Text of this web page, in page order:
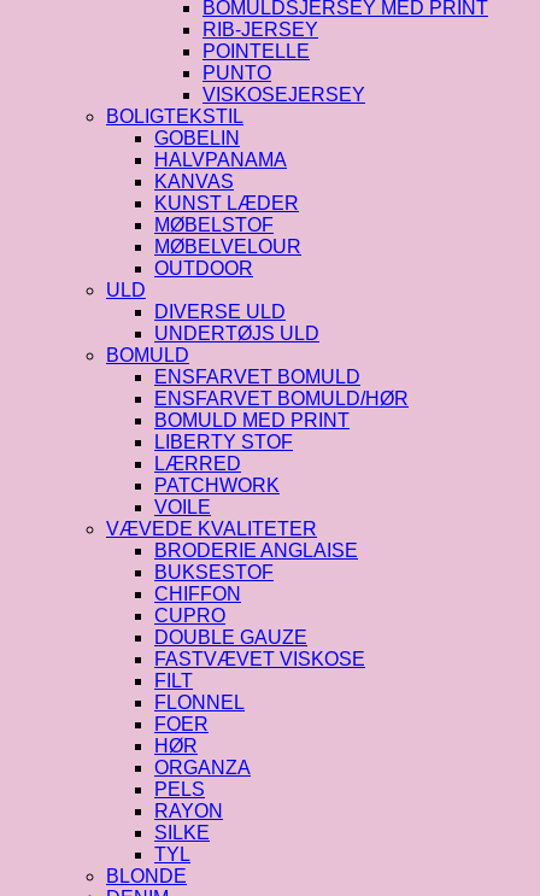
BOMULDSJERSEY MED PRINT
RIB-JERSEY
POINTELLE
PUNTO
VISKOSEJERSEY
BOLIGTEKSTIL
GOBELIN
HALVPANAMA
KANVAS
KUNST LÆDER
MØBELSTOF
MØBELVELOUR
OUTDOOR
ULD
DIVERSE ULD
UNDERTØJS ULD
BOMULD
ENSFARVET BOMULD
ENSFARVET BOMULD/HØR
BOMULD MED PRINT
LIBERTY STOF
LÆRRED
PATCHWORK
VOILE
VÆVEDE KVALITETER
BRODERIE ANGLAISE
BUKSESTOF
CHIFFON
CUPRO
DOUBLE GAUZE
FASTVÆVET VISKOSE
FILT
FLONNEL
FOER
HØR
ORGANZA
PELS
RAYON
SILKE
TYL
BLONDE